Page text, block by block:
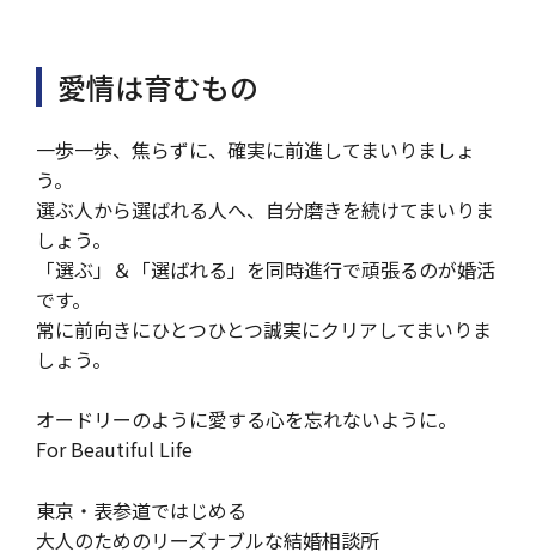
愛情は育むもの
一歩一歩、焦らずに、確実に前進してまいりましょ
う。
選ぶ人から選ばれる人へ、自分磨きを続けてまいりま
しょう。
「選ぶ」＆「選ばれる」を同時進行で頑張るのが婚活
です。
常に前向きにひとつひとつ誠実にクリアしてまいりま
しょう。
オードリーのように愛する心を忘れないように。
For Beautiful Life
東京・表参道ではじめる
大人のためのリーズナブルな結婚相談所